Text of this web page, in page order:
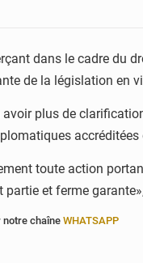
dans le cadre du
de la législation en
plus de
toute action
partie et ferme
notre chaîne WHATSAPP